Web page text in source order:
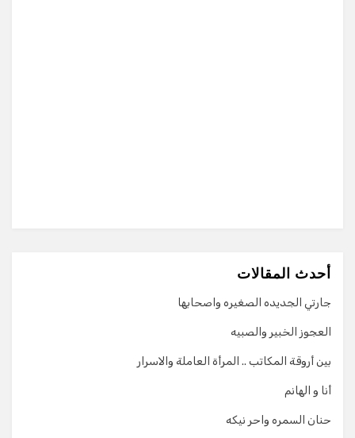
أحدث المقالات
جارتي الجديده الصغيره واصحابها
العجوز الخبير والصبيه
بين أروقة المكاتب .. المرأة العاملة والاسرار
أنا و الهانم
حنان السمره واحر نيكه